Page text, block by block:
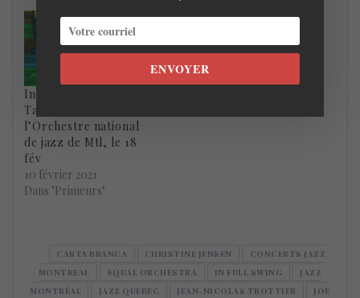
In Full Swing de
Taylor Donaldson et
l’Orchestre national
de jazz de Mtl, le 18
fév
10 février 2021
Dans "Primeurs"
CARTA BRANCA CHRISTINE JENSEN
CONCERTS JAZZ
MONTREAL
EQUAL ORCHESTRA IN FULL SWING
JAZZ
MONTRÉAL
JAZZ QUEBEC JEAN-NICOLAS TROTTIER
JOE
ENVOYER